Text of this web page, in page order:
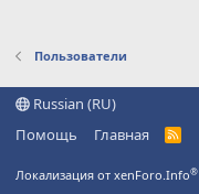
Пользователи
Russian (RU)
Помощь
Главная
R
Локализация от xenForo.Info®